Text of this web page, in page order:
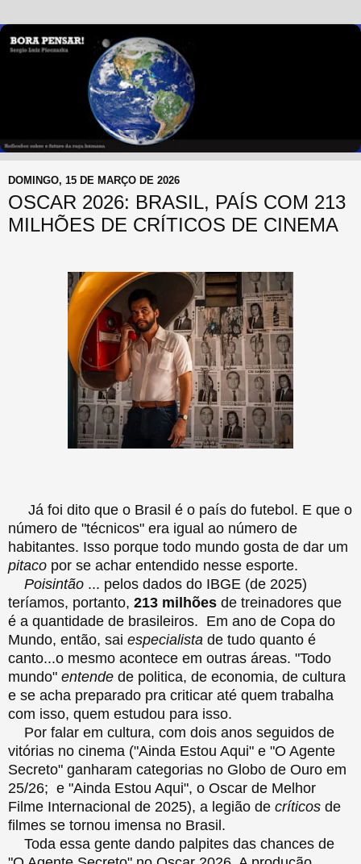
DOMINGO, 15 DE MARÇO DE 2026
OSCAR 2026: BRASIL, PAÍS COM 213
MILHÕES DE CRÍTICOS DE CINEMA
Já foi dito que o Brasil é o país do futebol. E que o
número de "técnicos" era igual ao número de
habitantes. Isso porque todo mundo gosta de dar um
pitaco por se achar entendido nesse esporte.
Poisintão ... pelos dados do IBGE (de 2025)
teríamos, portanto, 213 milhões de treinadores que
é a quantidade de brasileiros. Em ano de Copa do
Mundo, então, sai especialista de tudo quanto é
canto...o mesmo acontece em outras áreas. "Todo
mundo" entende de politica, de economia, de cultura
e se acha preparado pra criticar até quem trabalha
com isso, quem estudou para isso.
Por falar em cultura, com dois anos seguidos de
vitórias no cinema ("Ainda Estou Aqui" e "O Agente
Secreto" ganharam categorias no Globo de Ouro em
25/26; e "Ainda Estou Aqui", o Oscar de Melhor
Filme Internacional de 2025), a legião de críticos de
filmes se tornou imensa no Brasil.
Toda essa gente dando palpites das chances de